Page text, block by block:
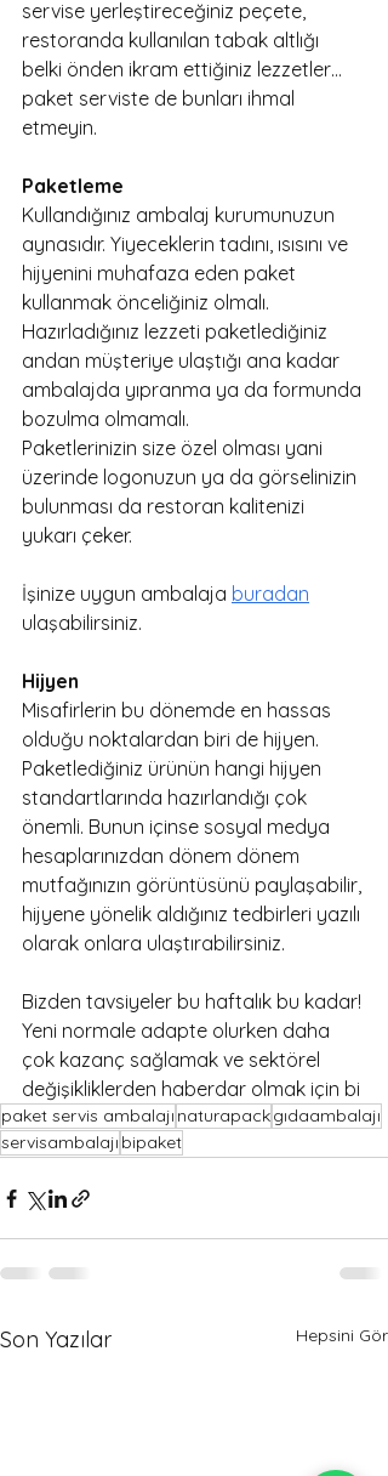
servise yerleştireceğiniz peçete,
restoranda kullanılan tabak altlığı
belki önden ikram ettiğiniz lezzetler…
paket serviste de bunları ihmal
etmeyin.
Paketleme
Kullandığınız ambalaj kurumunuzun
aynasıdır. Yiyeceklerin tadını, ısısını ve
hijyenini muhafaza eden paket
kullanmak önceliğiniz olmalı.
Hazırladığınız lezzeti paketlediğiniz
andan müşteriye ulaştığı ana kadar
ambalajda yıpranma ya da formunda
bozulma olmamalı.
Paketlerinizin size özel olması yani
üzerinde logonuzun ya da görselinizin
bulunması da restoran kalitenizi
yukarı çeker.
İşinize uygun ambalaja buradan
ulaşabilirsiniz.
Hijyen
Misafirlerin bu dönemde en hassas
olduğu noktalardan biri de hijyen.
Paketlediğiniz ürünün hangi hijyen
standartlarında hazırlandığı çok
önemli. Bunun içinse sosyal medya
hesaplarınızdan dönem dönem
mutfağınızın görüntüsünü paylaşabilir,
hijyene yönelik aldığınız tedbirleri yazılı
olarak onlara ulaştırabilirsiniz.
Bizden tavsiyeler bu haftalık bu kadar!
Yeni normale adapte olurken daha
çok kazanç sağlamak ve sektörel
değişikliklerden haberdar olmak için bi
paket servis ambalajı naturapackgıdaambalajı
servisambalajı bipaket
Son Yazılar Hepsini Gör